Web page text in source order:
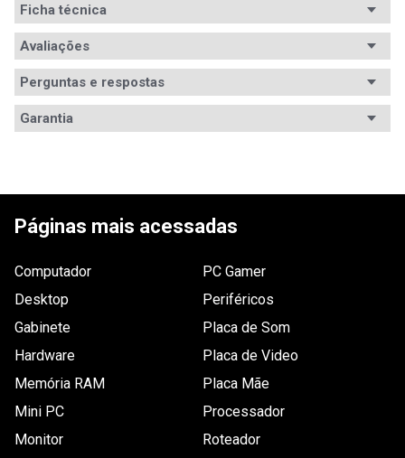
Ficha técnica
Avaliações
Perguntas e respostas
Garantia
Páginas mais acessadas
Computador
Desktop
Gabinete
Hardware
Memória RAM
Mini PC
Monitor
PC Gamer
Periféricos
Placa de Som
Placa de Video
Placa Mãe
Processador
Roteador